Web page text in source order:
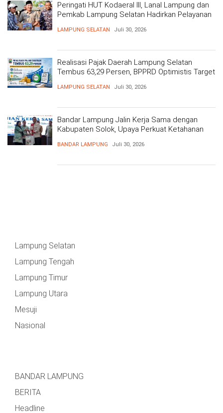
Peringati HUT Kodaeral III, Lanal Lampung dan
Pemkab Lampung Selatan Hadirkan Pelayanan
LAMPUNG SELATAN Juli 30, 2026
Realisasi Pajak Daerah Lampung Selatan
Tembus 63,29 Persen, BPPRD Optimistis Target
LAMPUNG SELATAN Juli 30, 2026
Bandar Lampung Jalin Kerja Sama dengan
Kabupaten Solok, Upaya Perkuat Ketahanan
BANDAR LAMPUNG Juli 30, 2026
Lampung Selatan
Lampung Tengah
Lampung Timur
Lampung Utara
Mesuji
Nasional
BANDAR LAMPUNG
BERITA
Headline